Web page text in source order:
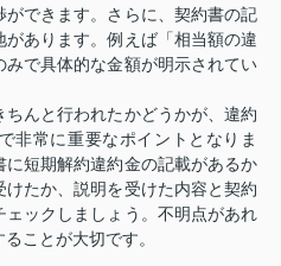
できます。さらに、契約書の記
あります。例えば「相当額の違
で具体的な金額が明示されてい
んと行われたかどうかが、違約
非常に重要なポイントとなりま
短期解約違約金の記載があるか
たか、説明を受けた内容と契約
ックしましょう。不明点があれ
ことが大切です。